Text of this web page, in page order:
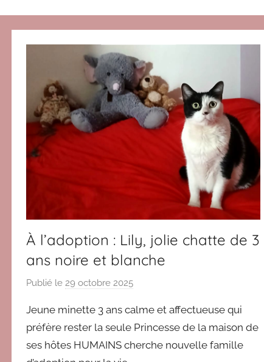
À l’adoption : Lily, jolie chatte de 3
ans noire et blanche
Publié le29 octobre 2025
r
B
r
Jeune minette 3 ans calme et affectueuse qui
préfère rester la seule Princesse de la maison de
ses hôtes HUMAINS cherche nouvelle famille